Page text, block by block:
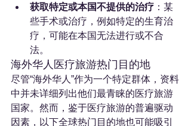
获取特定或本国不提供的治疗 ：某
些手术或治疗，例如特定的生育治
疗，可能在本国无法进行或不合
法。
海外华人医疗旅游热门目的地
尽管“海外华人”作为一个特定群体，资料
中并未详细列出他们最青睐的医疗旅游
国家。然而，鉴于医疗旅游的普遍驱动
因素，以下全球热门目的地也可能吸引